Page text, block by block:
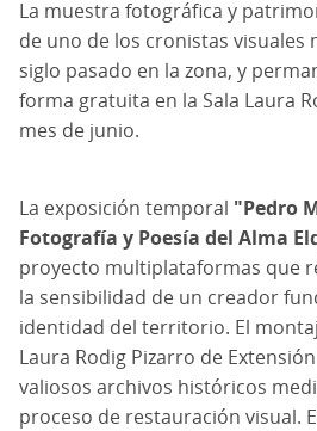
La muestra fotográfica y
de uno de los cronistas visuales
siglo pasado en la zona, y
forma gratuita en la Sala Laura
mes de junio.
La exposición temporal "Pedro
Fotografía y Poesía del Alma
proyecto multiplataformas que
la sensibilidad de un creador
identidad del territorio. El
Laura Rodig Pizarro de
valiosos archivos históricos
proceso de restauración visual.